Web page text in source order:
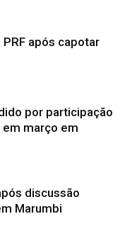
após capotar
por participação
março em
discussão
Marumbi